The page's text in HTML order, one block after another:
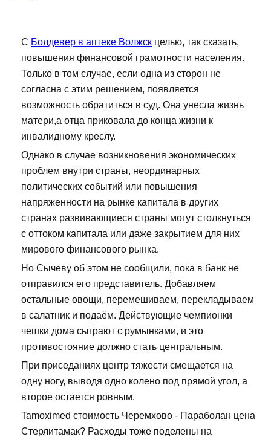
С Болдевер в аптеке Волжск целью, так сказать,
повышения финансовой грамотности населения.
Только в том случае, если одна из сторон не
согласна с этим решением, появляется
возможность обратиться в суд. Она унесла жизнь
матери,а отца приковала до конца жизни к
инвалидному креслу.
Однако в случае возникновения экономических
проблем внутри страны, неординарных
политических событий или повышения
напряженности на рынке капитала в других
странах развивающиеся страны могут столкнуться
с оттоком капитала или даже закрытием для них
мирового финансового рынка.
Но Сычеву об этом не сообщили, пока в банк не
отправился его представитель. Добавляем
остальные овощи, перемешиваем, перекладываем
в салатник и подаём. Действующие чемпионки
чешки дома сыграют с румынками, и это
противостояние должно стать центральным.
При приседаниях центр тяжести смещается на
одну ногу, выводя одно колено под прямой угол, а
второе остается ровным.
Tamoximed стоимость Черемхово - Параболан цена
Стерлитамак? Расходы тоже поделены на